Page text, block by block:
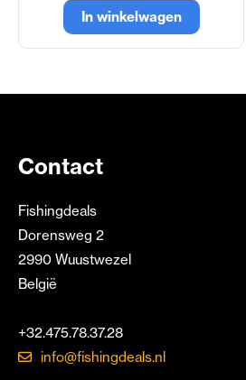
In winkelwagen
Contact
Fishingdeals
Dorensweg 2
2990 Wuustwezel
België
+32.475.78.37.28
info@fishingdeals.nl